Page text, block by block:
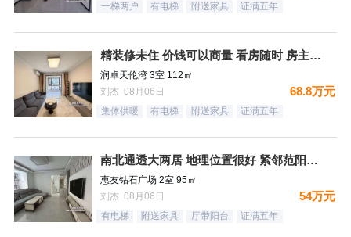
一梯两户 有电梯 附送家具 证满五年
精装修未住 价钱可以商量 看房随时 房主诚意出售
润卓天伦湾 3室 112㎡
刘杰 08月06日
68.8万元
集体供暖 有电梯 附送家具 证满五年
南北通透大两居 地理位置很好 紧邻范阳路 出门钻石广场 生
惠友钻石广场 2室 95㎡
刘杰 08月06日
54万元
有电梯 附送家具 厅带阳台 证满五年